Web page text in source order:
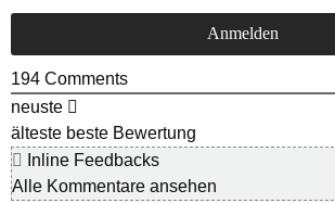
194 Comments
neuste
älteste beste Bewertung
Inline Feedbacks
Alle Kommentare ansehen